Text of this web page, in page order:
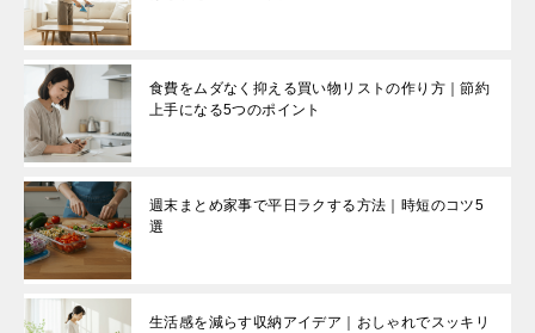
食費をムダなく抑える買い物リストの作り方｜節約
上手になる5つのポイント
週末まとめ家事で平日ラクする方法｜時短のコツ5
選
生活感を減らす収納アイデア｜おしゃれでスッキリ